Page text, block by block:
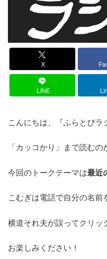
X
LINE
こんにちは、『ふらとぴラ
「カッコかり」まで読むの
今回のトークテーマは最近
こむぎは電話で自分の名前
横道それ夫が誤ってクリ
お楽しみください！